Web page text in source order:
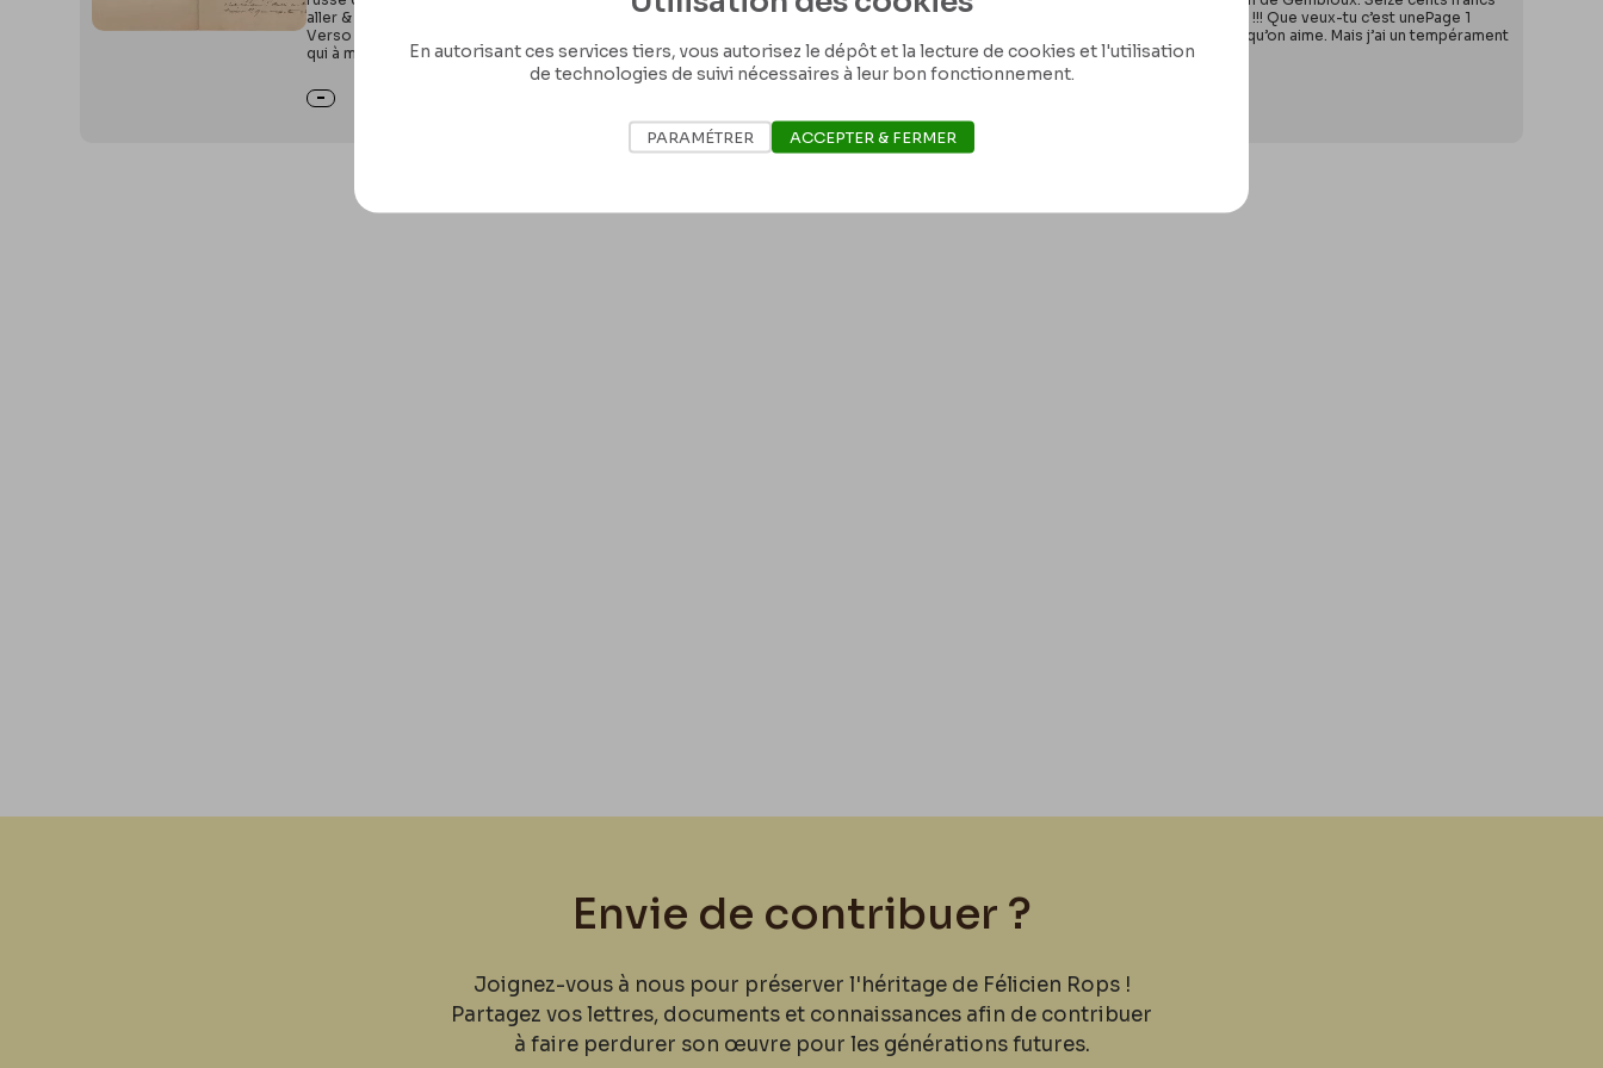
aller & retour pour moi & ma femme – qui va faire des affaires là bas & qui profite de l’occasion, – c’est raide ! Aussi a-t-il fallu trimer !!! Que veux-tu c’est unePage 1
Verso : 3chance que nous courrons. Au départ on ne peut s’empêcher d’une certaine émotion en quittant tous ceux qu’on laisse & qu’on aime. Mais j’ai un tempérament
qui à mesure qui
Envie de contribuer ?
Joignez-vous à nous pour préserver l'héritage de Félicien Rops !
Partagez vos lettres, documents et connaissances afin de contribuer
à faire perdurer son œuvre pour les générations futures.
En autorisant ces services tiers, vous autorisez le dépôt et la lecture de cookies et l'utilisation
de technologies de suivi nécessaires à leur bon fonctionnement.
PARAMÉTRER ACCEPTER & FERMER